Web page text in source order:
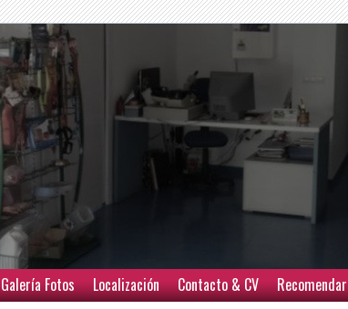
Galería Fotos Localización Contacto & CV Recomendar